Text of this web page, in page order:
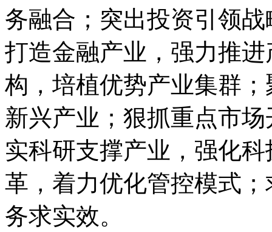
务融合；突出投资引领
打造金融产业，强力推
构，培植优势产业集群
新兴产业；狠抓重点市
实科研支撑产业，强化
革，着力优化管控模式
务求实效。